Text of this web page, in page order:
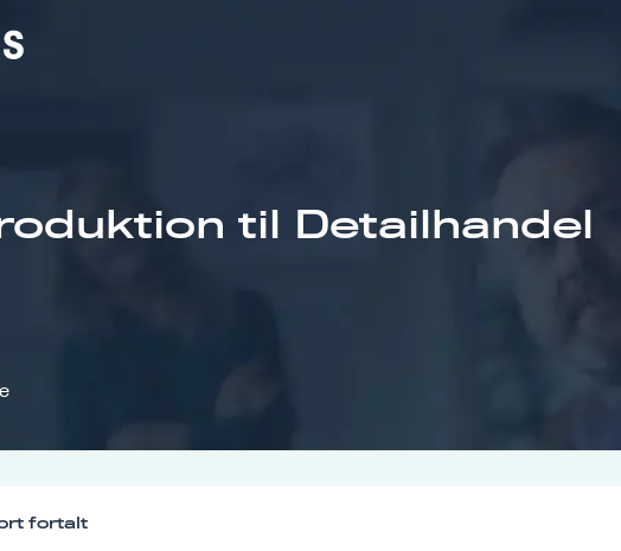
til Detailhandel
fortalt